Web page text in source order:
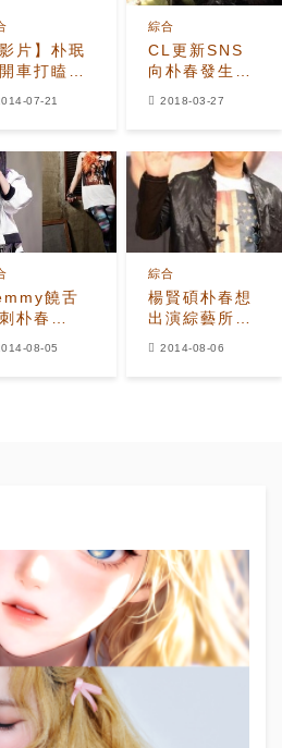
影片】朴珉
車打瞌
07-21
CL更新SNS
向朴春發生日
綜合
2018-03-27
饒舌
朴春
08-05
楊賢碩朴春想
出演綜藝所以
綜合
2014-08-06